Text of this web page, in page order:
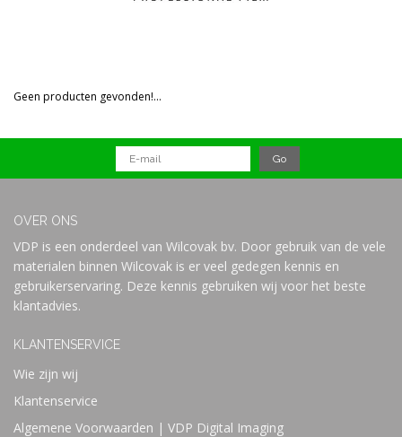
Geen producten gevonden!...
OVER ONS
VDP is een onderdeel van Wilcovak bv. Door gebruik van de vele
materialen binnen Wilcovak is er veel gedegen kennis en
gebruikerservaring. Deze kennis gebruiken wij voor het beste
klantadvies.
KLANTENSERVICE
Wie zijn wij
Klantenservice
Algemene Voorwaarden | VDP Digital Imaging